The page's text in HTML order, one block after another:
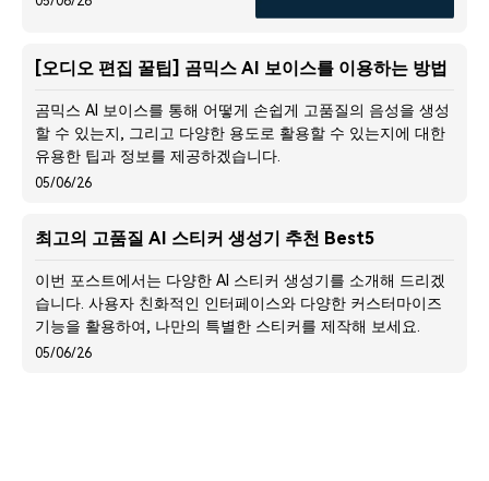
[오디오 편집 꿀팁] 곰믹스 AI 보이스를 이용하는 방법
곰믹스 AI 보이스를 통해 어떻게 손쉽게 고품질의 음성을 생성
할 수 있는지, 그리고 다양한 용도로 활용할 수 있는지에 대한
유용한 팁과 정보를 제공하겠습니다.
05/06/26
최고의 고품질 AI 스티커 생성기 추천 Best5
이번 포스트에서는 다양한 AI 스티커 생성기를 소개해 드리겠
습니다. 사용자 친화적인 인터페이스와 다양한 커스터마이즈
기능을 활용하여, 나만의 특별한 스티커를 제작해 보세요.
05/06/26